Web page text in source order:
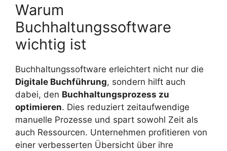
Warum
Buchhaltungssoftware
wichtig ist
Buchhaltungssoftware erleichtert nicht nur die
Digitale Buchführung, sondern hilft auch
dabei, den Buchhaltungsprozess zu
optimieren. Dies reduziert zeitaufwendige
manuelle Prozesse und spart sowohl Zeit als
auch Ressourcen. Unternehmen profitieren von
einer verbesserten Übersicht über ihre